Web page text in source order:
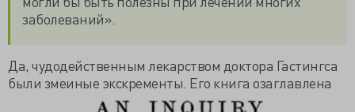
заболеваний».
Да, чудодейственным лекарством доктора Гастингса
были змеиные экскременты. Его книга озаглавлена